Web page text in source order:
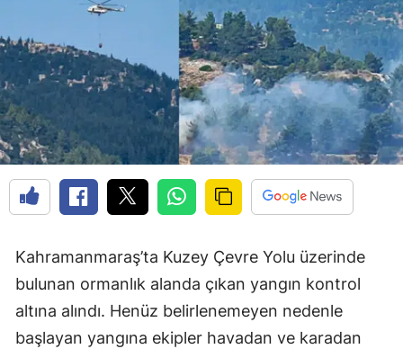
Kahramanmaraş’ta Kuzey Çevre Yolu üzerinde
bulunan ormanlık alanda çıkan yangın kontrol
altına alındı. Henüz belirlenemeyen nedenle
başlayan yangına ekipler havadan ve karadan